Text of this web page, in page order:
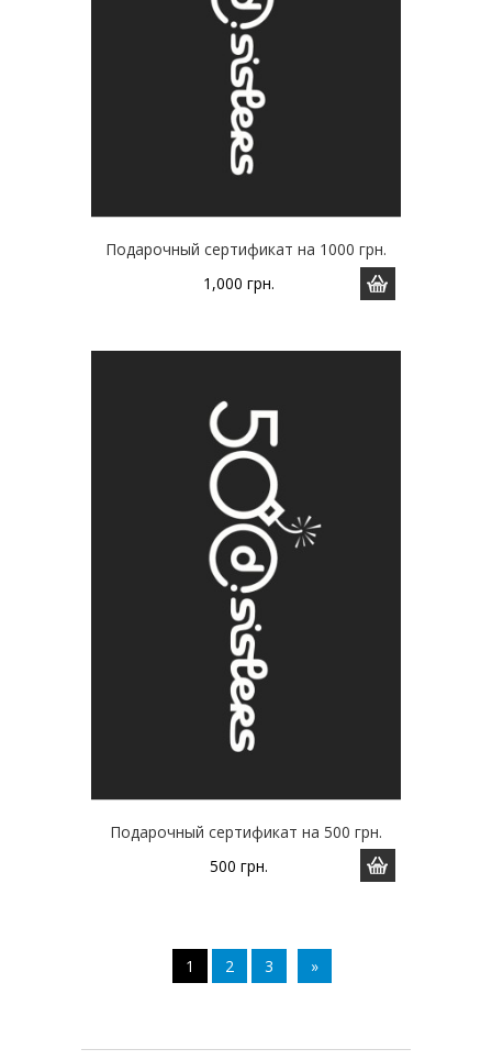
Подарочный сертификат на 1000 грн.
1,000 грн.
Подарочный сертификат на 500 грн.
500 грн.
1 2 3 »